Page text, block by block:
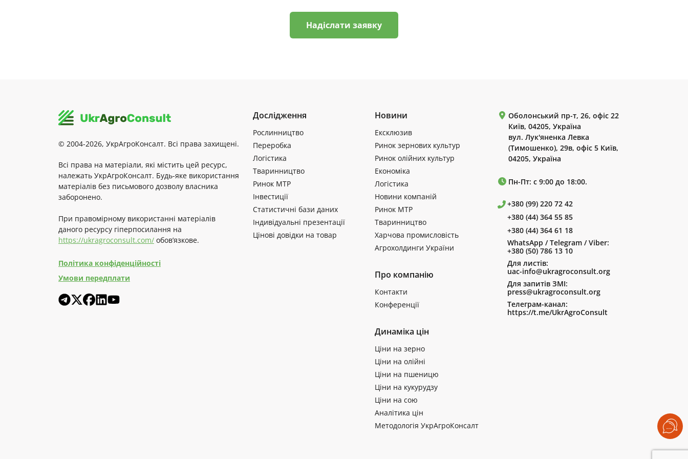
Надіслати заявку
© 2004-2026, УкрАгроКонсалт. Всі права захищені.
Всі права на матеріали, які містить цей ресурс,
належать УкрАгроКонсалт. Будь-яке використання
матеріалів без письмового дозволу власника
заборонено.
При правомірному використанні матеріалів
даного ресурсу гіперпосилання на
https://ukragroconsult.com/ обов’язкове.
Політика конфіденційності
Умови передплати
Дослідження
Рослинництво
Переробка
Логістика
Тваринництво
Ринок МТР
Інвестиції
Статистичні бази даних
Індивідуальні презентації
Цінові довідки на товар
Новини
Ексклюзив
Ринок зернових культур
Ринок олійних культур
Економіка
Логістика
Новини компаній
Ринок МТР
Тваринництво
Харчова промисловість
Агрохолдинги України
Про компанію
Контакти
Конференції
Динаміка цін
Ціни на зерно
Ціни на олійні
Ціни на пшеницю
Ціни на кукурудзу
Ціни на сою
Аналітика цін
Методологія УкрАгроКонсалт
Оболонський пр-т, 26, офіс 22
Київ, 04205, Україна
вул. Лук'яненка Левка
(Тимошенко), 29в, офіс 5 Київ,
04205, Україна
Пн-Пт: с 9:00 до 18:00.
+380 (99) 220 72 42
+380 (44) 364 55 85
+380 (44) 364 61 18
WhatsApp / Telegram / Viber:
+380 (50) 786 13 10
Для листів:
uac-info@ukragroconsult.org
Для запитів ЗМІ:
press@ukragroconsult.org
Телеграм-канал:
https://t.me/UkrAgroConsult